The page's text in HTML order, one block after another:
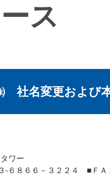
ス
社名変更および
ワー
-６８６６－３２２４ ■ＦＡ